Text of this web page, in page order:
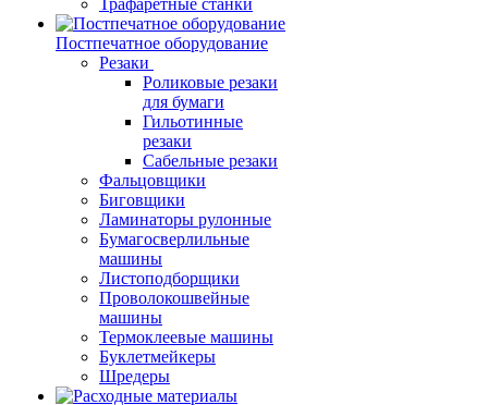
Трафаретные станки
Постпечатное оборудование
Резаки
Роликовые резаки
для бумаги
Гильотинные
резаки
Сабельные резаки
Фальцовщики
Биговщики
Ламинаторы рулонные
Бумагосверлильные
машины
Листоподборщики
Проволокошвейные
машины
Термоклеевые машины
Буклетмейкеры
Шредеры